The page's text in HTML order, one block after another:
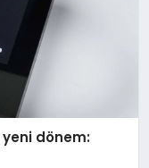
yeni dönem: